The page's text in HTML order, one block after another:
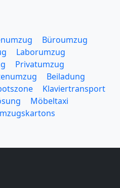
Büroumzug
Laborumzug
Privatumzug
Beiladung
Klaviertransport
Möbeltaxi